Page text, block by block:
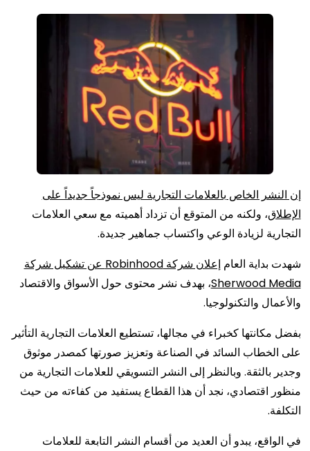
إن النشر الخاص بالعلامات التجارية ليس نموذجاً جديداً على
الإطلاق، ولكنه من المتوقع أن تزداد أهميته مع سعي العلامات
التجارية لزيادة الوعي واكتساب جماهير جديدة.
شهدت بداية العام
إعلان شركة Robinhood عن تشكيل شركة
Sherwood Media، بهدف نشر محتوى حول الأسواق والاقتصاد
والأعمال والتكنولوجيا.
بفضل مكانتها كخبراء في مجالها، تستطيع العلامات التجارية التأثير
على الخطاب السائد في الصناعة وتعزيز صورتها كمصدر موثوق
وجدير بالثقة. وبالنظر إلى النشر التسويقي للعلامات التجارية من
منظور اقتصادي، نجد أن هذا القطاع يستفيد من كفاءته من حيث
التكلفة.
في الواقع، يبدو أن العديد من أقسام النشر التابعة للعلامات